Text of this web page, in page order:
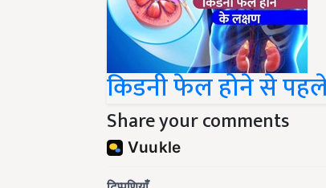
किडनी फेल होने से
Share your comments